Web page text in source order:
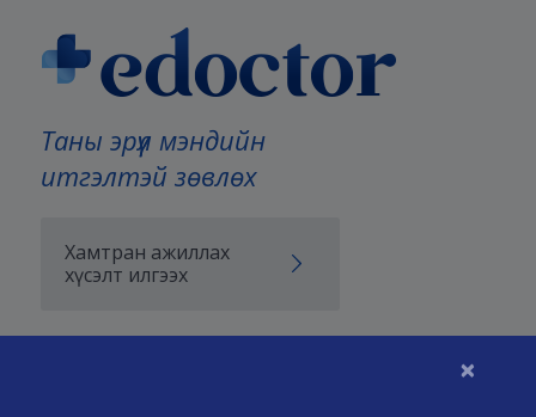
×
Таны эрүүл мэндийн
итгэлтэй зөвлөх
Хамтран ажиллах
хүсэлт илгээх